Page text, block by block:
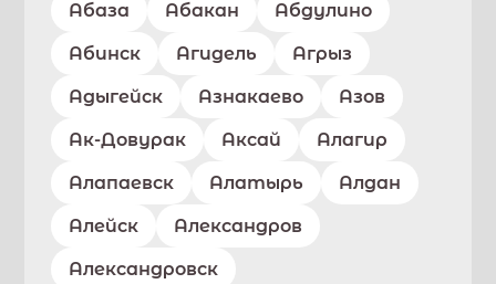
Абаза Абакан Абдулино
Абинск Агидель Агрыз
Адыгейск Азнакаево Азов
Ак-Довурак Аксай Алагир
Алапаевск Алатырь Алдан
Алейск Александров
Александровск